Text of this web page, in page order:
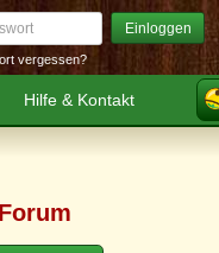
Einloggen
vergessen?
Hilfe & Kontakt